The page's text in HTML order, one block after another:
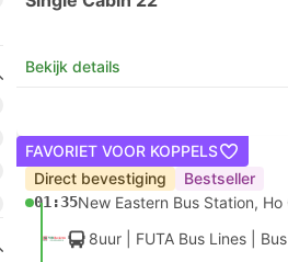
Bekijk details
FAVORIET VOOR KOPPELS
Direct bevestiging
Bestseller
01:35
8uur | FUTA Bus Lines Bus